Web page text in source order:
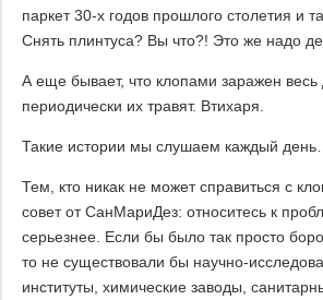
паркет 30-х годов прошлого столетия и
Снять плинтуса? Вы что?! Это же надо
А еще бывает, что клопами заражен весь
периодически их травят. Втихаря.
Такие истории мы слушаем каждый день…
Тем, кто никак не может справиться с
совет от СанМариДез: относитесь к
серьезнее. Если бы было так просто
то не существовали бы научно-
институты, химические заводы,